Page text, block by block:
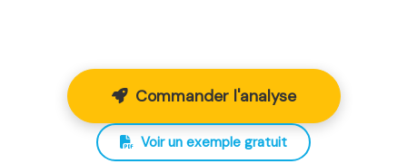
Commander l'analyse
Voir un exemple gratuit